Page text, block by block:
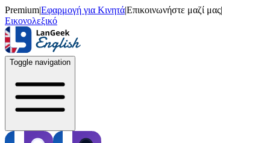
Premium|Εφαρμογή για Κινητά|Επικοινωνήστε μαζί μας|
Εικονολεξικό
Toggle navigation